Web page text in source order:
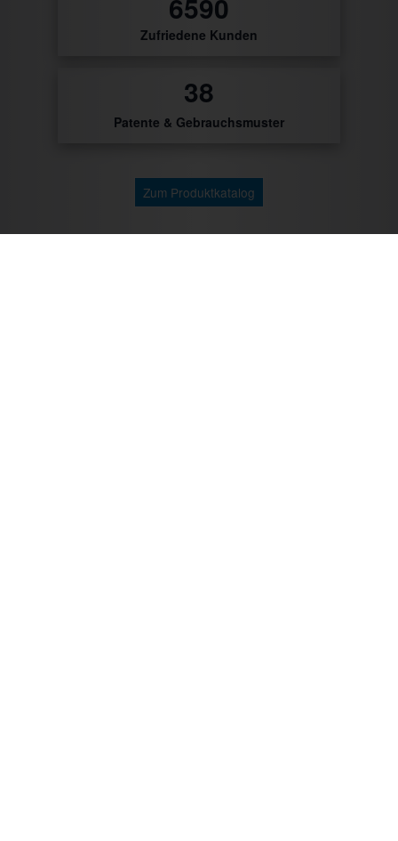
7793
Zufriedene Kunden
45
Patente & Gebrauchsmuster
Zum Produktkatalog
Zu unseren Kunden gehören: Getränke Industrie,